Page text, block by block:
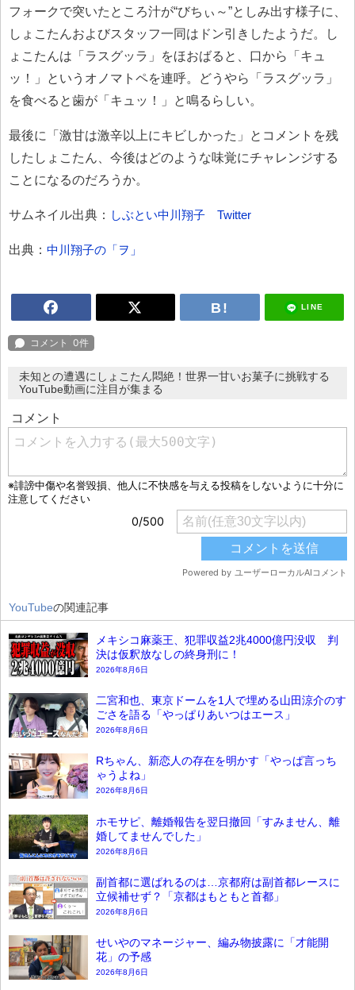
フォークで突いたところ汁が“びちぃ～”としみ出す様子に、
しょこたんおよびスタッフ一同はドン引きしたようだ。し
ょこたんは「ラスグッラ」をほおばると、口から「キュ
ッ！」というオノマトペを連呼。どうやら「ラスグッラ」
を食べると歯が「キュッ！」と鳴るらしい。
最後に「激甘は激辛以上にキビしかった」とコメントを残
したしょこたん、今後はどのような味覚にチャレンジする
ことになるのだろうか。
サムネイル出典： しぶとい中川翔子 Twitter
出典： 中川翔子の「ヲ」
LINE
未知との遭遇にしょこたん悶絶！世界一甘いお菓子に挑戦する
YouTube動画に注目が集まる
YouTubeの関連記事
メキシコ麻薬王、犯罪収益2兆4000億円没収 判
決は仮釈放なしの終身刑に！
2026年8月6日
二宮和也、東京ドームを1人で埋める山田涼介のす
ごさを語る「やっぱりあいつはエース」
2026年8月6日
Rちゃん、新恋人の存在を明かす「やっぱ言っち
ゃうよね」
2026年8月6日
ホモサピ、離婚報告を翌日撤回「すみません、離
婚してませんでした」
2026年8月6日
副首都に選ばれるのは…京都府は副首都レースに
立候補せず？「京都はもともと首都」
2026年8月6日
せいやのマネージャー、編み物披露に「才能開
花」の予感
2026年8月6日